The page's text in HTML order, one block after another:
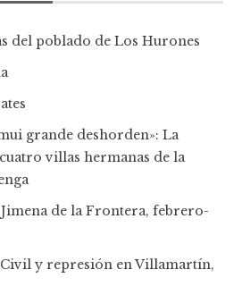
del poblado de Los Hurones
grande deshorden»: La
villas hermanas de la
de la Frontera, febrero-
y represión en Villamartín,